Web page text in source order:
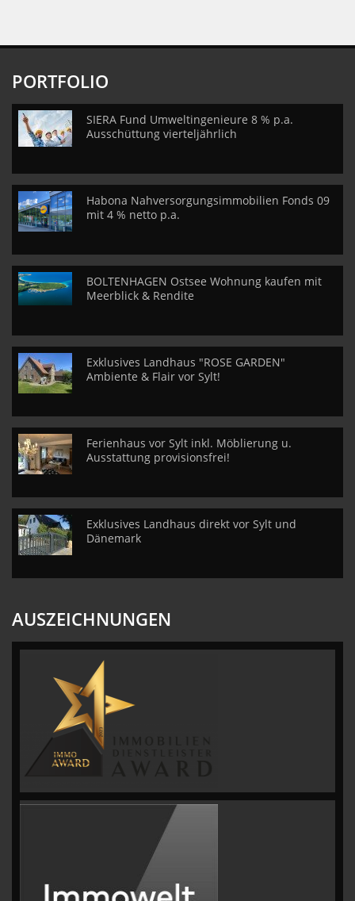
PORTFOLIO
SIERA Fund Umweltingenieure 8 % p.a.
Ausschüttung vierteljährlich
Habona Nahversorgungsimmobilien Fonds 09
mit 4 % netto p.a.
BOLTENHAGEN Ostsee Wohnung kaufen mit
Meerblick & Rendite
Exklusives Landhaus "ROSE GARDEN"
Ambiente & Flair vor Sylt!
Ferienhaus vor Sylt inkl. Möblierung u.
Ausstattung provisionsfrei!
Exklusives Landhaus direkt vor Sylt und
Dänemark
AUSZEICHNUNGEN